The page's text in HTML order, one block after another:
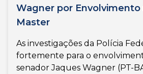
Wagner por Envolvimento
Master
As investigações da Polícia
fortemente para o
senador Jaques Wagner (PT-